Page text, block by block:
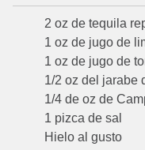
2 oz de tequila
1 oz de jugo de
1 oz de jugo de
1/2 oz del jarabe
1/4 de oz de
1 pizca de sal
Hielo al gusto